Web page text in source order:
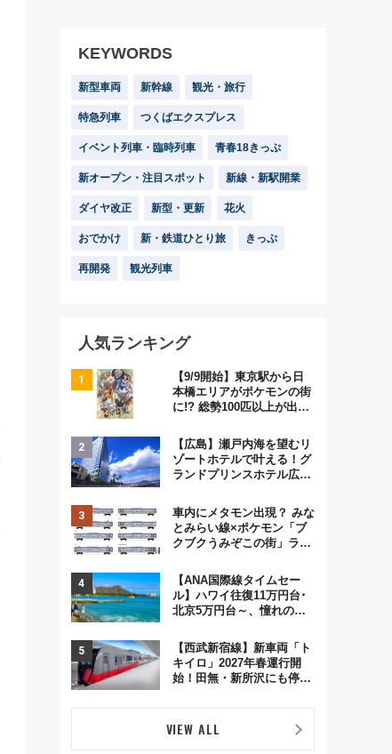
KEYWORDS
新型車両 新幹線 観光・旅行
特急列車 つくばエクスプレス
イベント列車・臨時列車 青春18きっぷ
新オープン・注目スポット 新線・新駅開業
ダイヤ改正 新型・更新 花火
おでかけ 新・鉄道ひとり旅 きっぷ
再開発 観光列車
人気ランキング
【9/9開始】東京駅から日
本橋エリアがポケモンの街
に!? 総勢100匹以上が出現
格謎解き・グッズ情報まと
め
【広島】瀬戸内海を望むリ
ゾートホテルで叶える！グ
ランドプリンスホテル広島
ジュアルパーティープラン
車内にメタモン出現？ みな
とみらい線×ポケモン「ブ
クブクうみぞこの街」ラッ
この夏は直通列車で横浜
へ！
【ANA国際線タイムセー
ル】ハワイ往復11万円台･
北京5万円台～、憧れのビ
GW旅行まで狙える激アツ
路線まとめ（8/10まで）
【西武新宿線】新車両「ト
キイロ」2027年春運行開
始！田無・新所沢にも停
VIEW ALL